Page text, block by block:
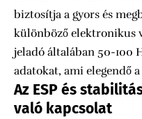
biztosítja a gyors és
különböző elektronikus
jeladó általában 50-100
adatokat, ami elegendő
Az ESP és
való kapcsolat